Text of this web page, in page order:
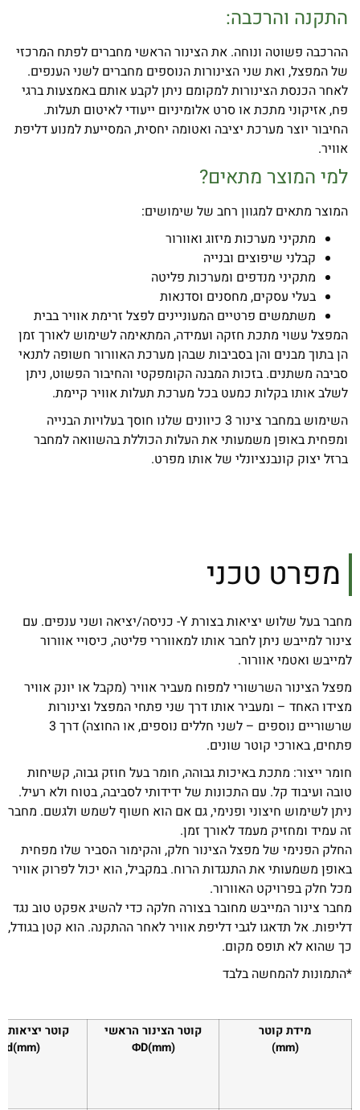
התקנה והרכבה:
ההרכבה פשוטה ונוחה. את הצינור הראשי מחברים לפתח המרכזי
של המפצל, ואת שני הצינורות הנוספים מחברים לשני הענפים.
לאחר הכנסת הצינורות למקומם ניתן לקבע אותם באמצעות ברגי
פח, אזיקוני מתכת או סרט אלומיניום ייעודי לאיטום תעלות.
החיבור יוצר מערכת יציבה ואטומה יחסית, המסייעת למנוע דליפת
אוויר.
למי המוצר מתאים?
המוצר מתאים למגוון רחב של שימושים:
מתקיני מערכות מיזוג ואוורור
קבלני שיפוצים ובנייה
מתקיני מנדפים ומערכות פליטה
בעלי עסקים, מחסנים וסדנאות
משתמשים פרטיים המעוניינים לפצל זרימת אוויר בבית
המפצל עשוי מתכת חזקה ועמידה, המתאימה לשימוש לאורך זמן
הן בתוך מבנים והן בסביבות שבהן מערכת האוורור חשופה לתנאי
סביבה משתנים. בזכות המבנה הקומפקטי והחיבור הפשוט, ניתן
לשלב אותו בקלות כמעט בכל מערכת תעלות אוויר קיימת.
השימוש במחבר צינור 3 כיוונים שלנו חוסך בעלויות הבנייה
ומפחית באופן משמעותי את העלות הכוללת בהשוואה למחבר
ברזל יצוק קונבנציונלי של אותו מפרט.
מפרט טכני
מחבר בעל שלוש יציאות בצורת Y- כניסה/יציאה ושני ענפים. עם
צינור למייבש ניתן לחבר אותו למאווררי פליטה, כיסויי אוורור
למייבש ואטמי אוורור.
מפצל הצינור השרשורי למפוח מעביר אוויר (מקבל או יונק אוויר
מצידו האחד – ומעביר אותו דרך שני פתחי המפצל וצינורות
שרשוריים נוספים – לשני חללים נוספים, או החוצה) דרך 3
פתחים, באורכי קוטר שונים.
חומר ייצור: מתכת באיכות גבוהה, חומר בעל חוזק גבוה, קשיחות
טובה ועיבוד קל. עם התכונות של ידידותי לסביבה, בטוח ולא רעיל.
ניתן לשימוש חיצוני ופנימי, גם אם הוא חשוף לשמש ולגשם. מחבר
זה עמיד ומחזיק מעמד לאורך זמן.
החלק הפנימי של מפצל הצינור חלק, והקימור הסביר שלו מפחית
באופן משמעותי את התנגדות הרוח. במקביל, הוא יכול לפרוק אוויר
מכל חלק בפרויקט האוורור.
מחבר צינור המייבש מחובר בצורה חלקה כדי להשיג אפקט טוב נגד
דליפות. אל תדאגו לגבי דליפת אוויר לאחר ההתקנה. הוא קטן בגודל,
כך שהוא לא תופס מקום.
*התמונות להמחשה בלבד
מידת קוטר
(mm)
קוטר הצינור הראשי
ΦD(mm)
קוטר יציאות